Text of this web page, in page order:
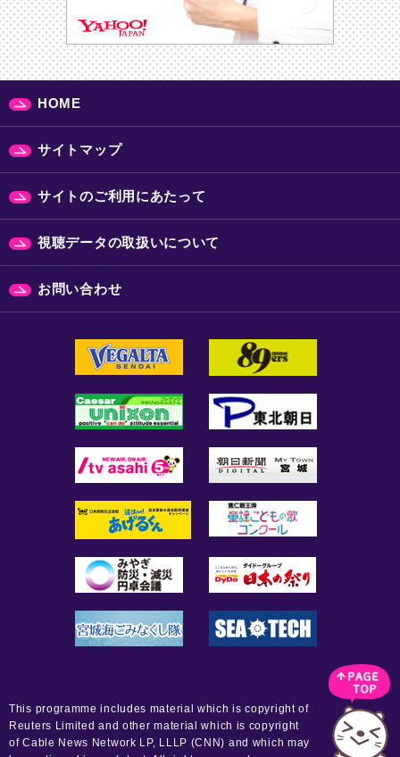
HOME
サイトマップ
サイトのご利用にあたって
視聴データの取扱いについて
お問い合わせ
This programme includes material which is copyright of
Reuters Limited and other material which is copyright
of Cable News Network LP, LLLP (CNN) and which may